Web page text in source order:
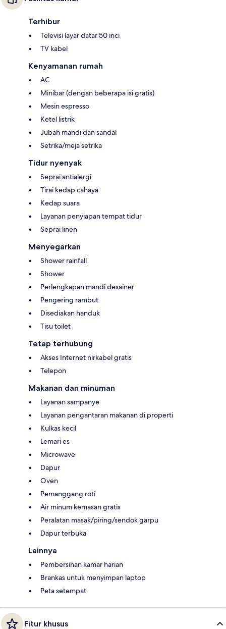
Terhibur
Televisi layar datar 50 inci
TV kabel
Kenyamanan rumah
AC
Minibar (dengan beberapa isi gratis)
Mesin espresso
Ketel listrik
Jubah mandi dan sandal
Setrika/meja setrika
Tidur nyenyak
Seprai antialergi
Tirai kedap cahaya
Kedap suara
Layanan penyiapan tempat tidur
Seprai linen
Menyegarkan
Shower rainfall
Shower
Perlengkapan mandi desainer
Pengering rambut
Disediakan handuk
Tisu toilet
Tetap terhubung
Akses Internet nirkabel gratis
Telepon
Makanan dan minuman
Layanan sampanye
Layanan pengantaran makanan di properti
Kulkas kecil
Lemari es
Microwave
Dapur
Oven
Pemanggang roti
Air minum kemasan gratis
Peralatan masak/piring/sendok garpu
Dapur terbuka
Lainnya
Pembersihan kamar harian
Brankas untuk menyimpan laptop
Peta setempat
Fitur khusus